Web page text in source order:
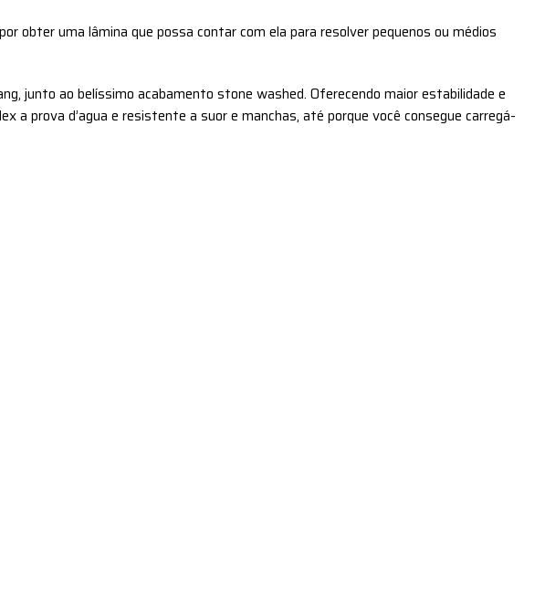
obter uma lâmina que possa contar com ela para resolver pequenos ou médios
junto ao belíssimo acabamento stone washed. Oferecendo maior estabilidade e
a prova d’agua e resistente a suor e manchas, até porque você consegue carregá-